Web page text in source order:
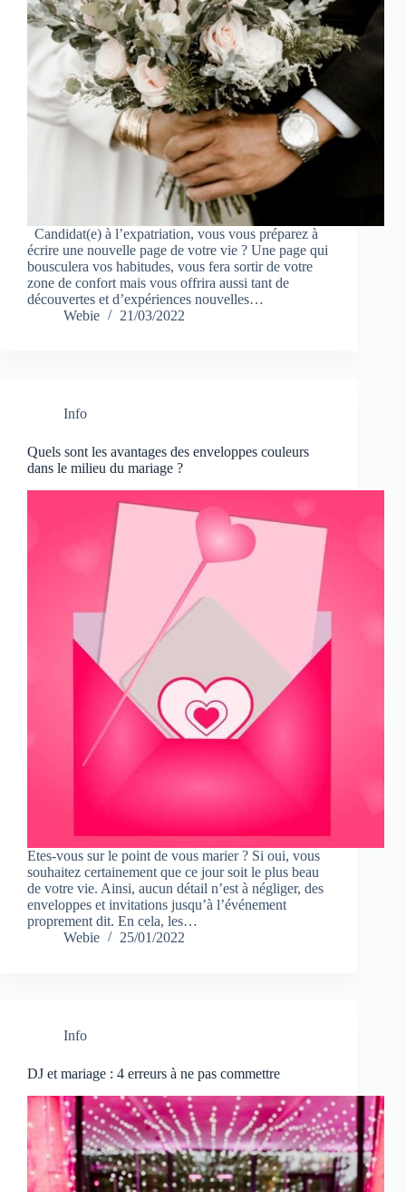
Candidat(e) à l’expatriation, vous vous préparez à
écrire une nouvelle page de votre vie ? Une page qui
bousculera vos habitudes, vous fera sortir de votre
zone de confort mais vous offrira aussi tant de
découvertes et d’expériences nouvelles…
Webie
21/03/2022
Info
Quels sont les avantages des enveloppes couleurs
dans le milieu du mariage ?
Etes-vous sur le point de vous marier ? Si oui, vous
souhaitez certainement que ce jour soit le plus beau
de votre vie. Ainsi, aucun détail n’est à négliger, des
enveloppes et invitations jusqu’à l’événement
proprement dit. En cela, les…
Webie
25/01/2022
Info
DJ et mariage : 4 erreurs à ne pas commettre